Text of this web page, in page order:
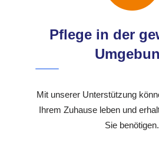
Pflege in der
Mit unserer Unterstützung
Ihrem Zuhause leben und
Sie benötigen.